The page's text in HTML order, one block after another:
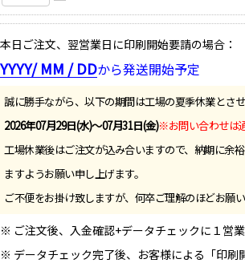
本日ご注文、翌営業日に印刷開始要請の場合：
YYYY/ MM / DDから発送開始予定
誠に勝手ながら、以下の期間は工場の夏季休業とさせ
2026年07月29日(水)～07月31日(金)※お問い合わせは
工場休業後はご注文が込み合いますので、納期に余
ますようお願い申し上げます。
ご不便をお掛け致しますが、何卒ご理解のほどお願い
※ ご注文後、入金確認+データチェックに１営業
※ データチェック完了後、お客様による「印刷